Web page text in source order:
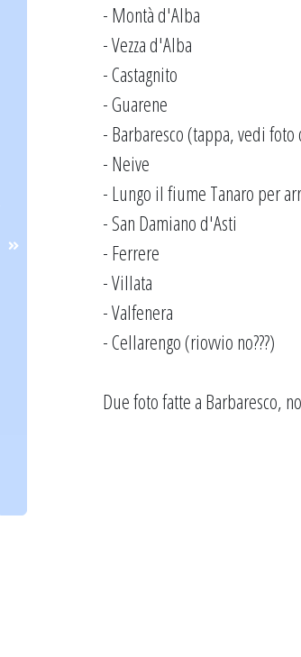
- Montà d'Alba
- Vezza d'Alba
- Castagnito
- Guarene
- Barbaresco (tappa, vedi foto
- Neive
- Lungo il fiume Tanaro per
- San Damiano d'Asti
- Ferrere
- Villata
- Valfenera
- Cellarengo (riovvio no???)
Due foto fatte a Barbaresco,